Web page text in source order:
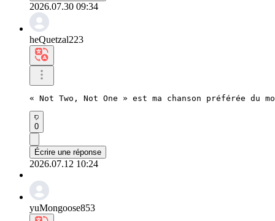
2026.07.30 09:34
heQuetzal223
« Not Two, Not One » est ma chanson préférée
0
Écrire une réponse
2026.07.12 10:24
yuMongoose853